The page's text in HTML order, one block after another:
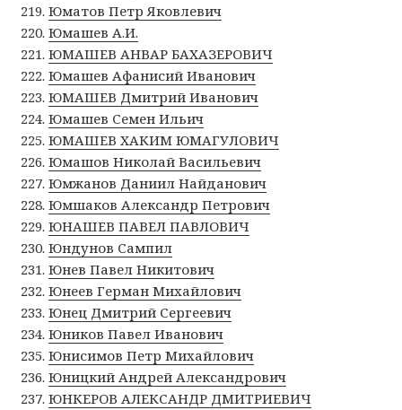
Юматов Петр Яковлевич
Юмашев А.И.
ЮМАШЕВ АНВАР БАХАЗЕРОВИЧ
Юмашев Афанисий Иванович
ЮМАШЕВ Дмитрий Иванович
Юмашев Семен Ильич
ЮМАШЕВ ХАКИМ ЮМАГУЛОВИЧ
Юмашов Николай Васильевич
Юмжанов Даниил Найданович
Юмшаков Александр Петрович
ЮНАШЕВ ПАВЕЛ ПАВЛОВИЧ
Юндунов Сампил
Юнев Павел Никитович
Юнеев Герман Михайлович
Юнец Дмитрий Сергеевич
Юников Павел Иванович
Юнисимов Петр Михайлович
Юницкий Андрей Александрович
ЮНКЕРОВ АЛЕКСАНДР ДМИТРИЕВИЧ